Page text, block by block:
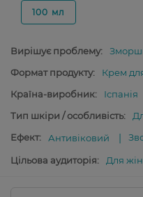
100 мл
Вирішує проблему:
Формат продукту:
Крем
Країна-виробник:
Іспанія
Тип шкіри / особливість:
Ефект:
Антивіковий
Цільова аудиторія: Для